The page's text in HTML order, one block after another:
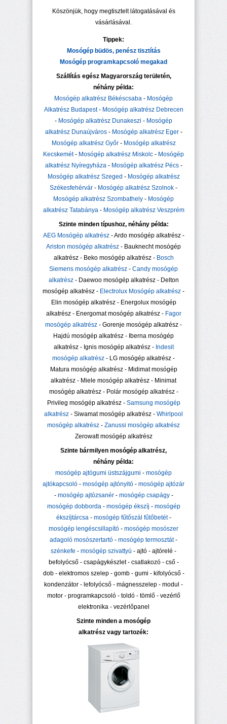
Köszönjük, hogy megtisztelt látogatásával és
vásárlásával.
Tippek:
Mosógép büdös, penész tisztítás
Mosógép programkapcsoló megakad
Szállítás egész Magyarország területén,
néhány példa:
Mosógép alkatrész Békéscsaba - Mosógép
Alkatrész Budapest- Mosógép alkatrész Debrecen
- Mosógép alkatrész Dunakeszi - Mosógép
alkatrész Dunaújváros- Mosógép alkatrész Eger-
Mosógép alkatrész Győr- Mosógép alkatrész
Kecskemét- Mosógép alkatrész Miskolc - Mosógép
alkatrész Nyíregyháza- Mosógép alkatrész Pécs-
Mosógép alkatrész Szeged - Mosógép alkatrész
Székesfehérvár - Mosógép alkatrész Szolnok -
Mosógép alkatrész Szombathely - Mosógép
alkatrész Tatabánya- Mosógép alkatrész Veszprém
Szinte minden típushoz, néhány példa:
AEG Mosógép alkatrész- Ardo mosógép alkatrész -
Ariston mosógép alkatrész - Bauknecht mosógép
alkatrész - Beko mosógép alkatrész - Bosch
Siemens mosógép alkatrész - Candy mosógép
alkatrész- Daewoo mosógép alkatrész - Delton
mosógép alkatrész - Electrolux Mosógép alkatrész -
Elin mosógép alkatrész - Energolux mosógép
alkatrész - Energomat mosógép alkatrész - Fagor
mosógép alkatrész - Gorenje mosógép alkatrész -
Hajdú mosógép alkatrész - Iberna mosógép
alkatrész - Ignis mosógép alkatrész - Indesit
mosógép alkatrész - LG mosógép alkatrész -
Matura mosógép alkatrész - Midimat mosógép
alkatrész - Miele mosógép alkatrész - Minimat
mosógép alkatrész - Polár mosógép alkatrész -
Privileg mosógép alkatrész - Samsung mosógép
alkatrész - Siwamat mosógép alkatrész - Whirlpool
mosógép alkatrész - Zanussi mosógép alkatrész
Zerowatt mosógép alkatrész
Szinte bármilyen mosógép alkatrész,
néhány példa:
mosógép ajtógumi üstszájgumi - mosógép
ajtókapcsoló - mosógép ajtónyitó - mosógép ajtózár
- mosógép ajtózsanér- mosógép csapágy-
mosógép dobborda- mosógép ékszíj - mosógép
ékszíjtárcsa- mosógép fűtőszál fűtőbetét-
mosógép lengéscsillapító - mosógép mosószer
adagoló mosószertartó - mosógép termosztát-
szénkefe - mosógép szivattyú - ajtó - ajtórelé -
befolyócső - csapágykészlet - csatlakozó - cső -
dob - elektromos szelep - gomb - gumi - kifolyócső -
kondenzátor - lefolyócső - mágnesszelep - modul -
motor - programkapcsoló - toldó - tömlő - vezérlő
elektronika - vezérlőpanel
Szinte minden a mosógép
alkatrész vagy tartozék: